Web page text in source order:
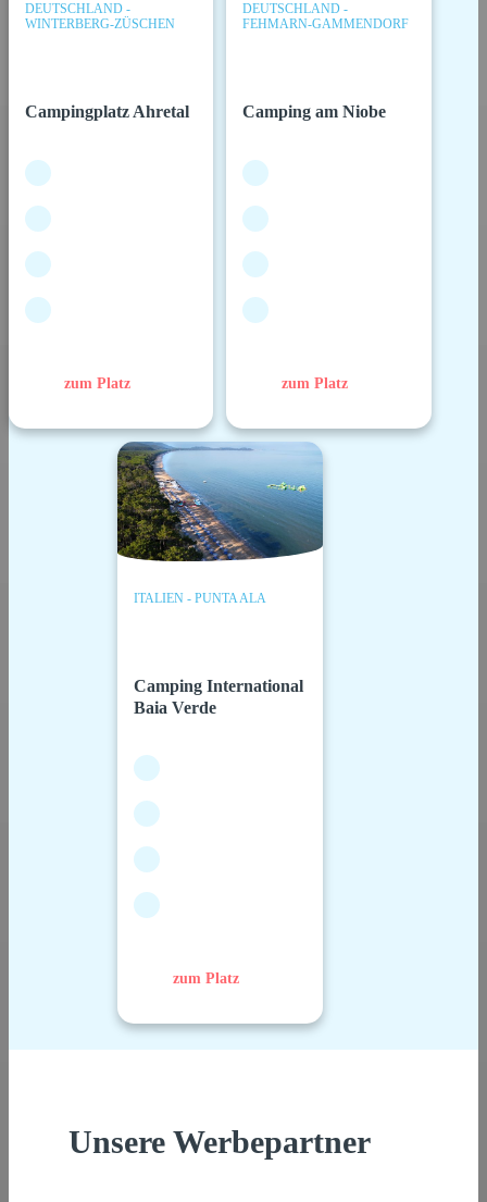
DEUTSCHLAND -
WINTERBERG-ZÜSCHEN
Campingplatz Ahretal
zum Platz
DEUTSCHLAND -
FEHMARN-GAMMENDORF
Camping am Niobe
zum Platz
ITALIEN - PUNTA ALA
Camping International
Baia Verde
zum Platz
Unsere Werbepartner